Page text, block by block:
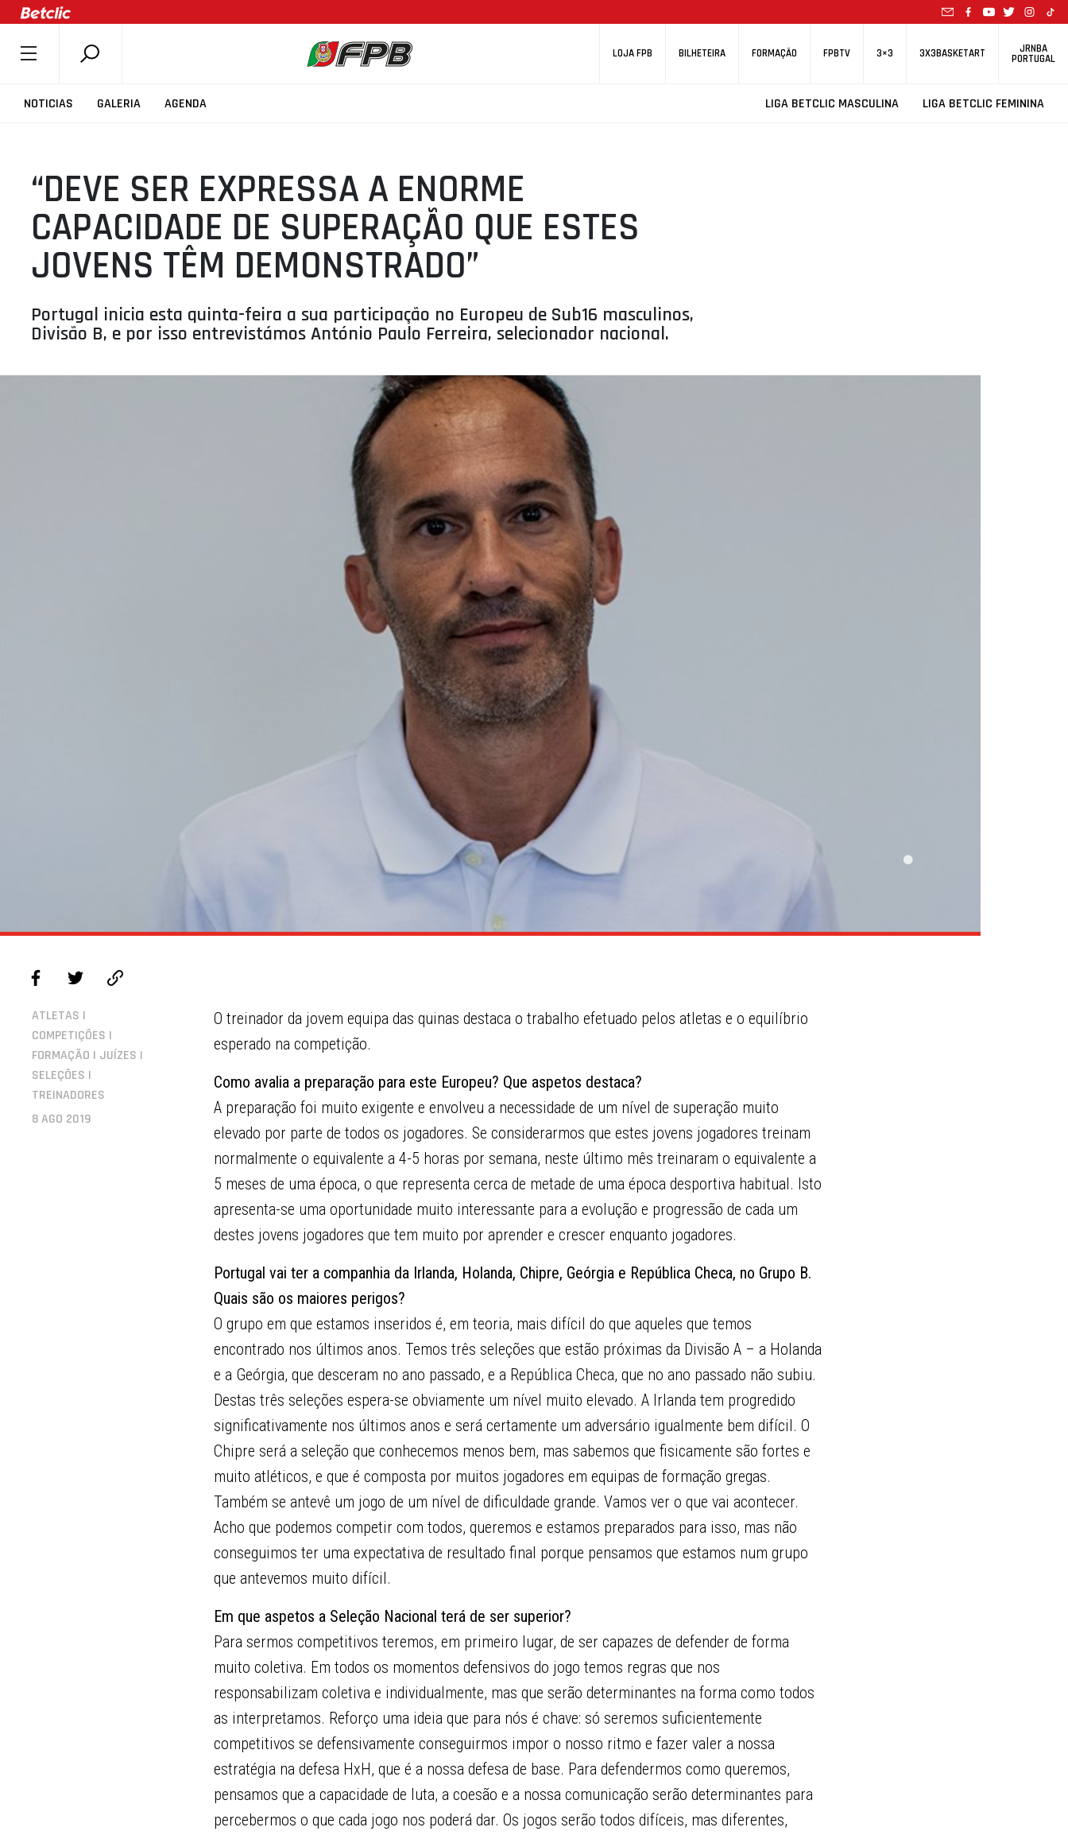
LOJA FPB BILHETEIRA FORMAÇÃO FPBTV 3×3 3X3BASKETART JRNBA
PORTUGAL
NOTICIAS GALERIA AGENDA LIGA BETCLIC MASCULINA LIGA BETCLIC FEMININA
SOBRE A FPB
COMPETIÇÕES
ASSOCIAÇÕES
CLUBES
AGENTES
SELEÇÕES
MINIBASQUETE
ÁREA TÉCNICA
“DEVE SER EXPRESSA A ENORME
CAPACIDADE DE SUPERAÇÃO QUE ESTES
JOVENS TÊM DEMONSTRADO”
Portugal inicia esta quinta-feira a sua participação no Europeu de Sub16 masculinos,
Divisão B, e por isso entrevistámos António Paulo Ferreira, selecionador nacional.
ATLETAS |
COMPETIÇÕES |
FORMAÇÃO | JUÍZES |
SELEÇÕES |
TREINADORES
8 AGO 2019
O treinador da jovem equipa das quinas destaca o trabalho efetuado pelos atletas e o equilíbrio
esperado na competição.
Como avalia a preparação para este Europeu? Que aspetos destaca?
A preparação foi muito exigente e envolveu a necessidade de um nível de superação muito
elevado por parte de todos os jogadores. Se considerarmos que estes jovens jogadores treinam
normalmente o equivalente a 4-5 horas por semana, neste último mês treinaram o equivalente a
5 meses de uma época, o que representa cerca de metade de uma época desportiva habitual. Isto
apresenta-se uma oportunidade muito interessante para a evolução e progressão de cada um
destes jovens jogadores que tem muito por aprender e crescer enquanto jogadores.
Portugal vai ter a companhia da Irlanda, Holanda, Chipre, Geórgia e República Checa, no Grupo B.
Quais são os maiores perigos?
O grupo em que estamos inseridos é, em teoria, mais difícil do que aqueles que temos
encontrado nos últimos anos. Temos três seleções que estão próximas da Divisão A – a Holanda
e a Geórgia, que desceram no ano passado, e a República Checa, que no ano passado não subiu.
Destas três seleções espera-se obviamente um nível muito elevado. A Irlanda tem progredido
significativamente nos últimos anos e será certamente um adversário igualmente bem difícil. O
Chipre será a seleção que conhecemos menos bem, mas sabemos que fisicamente são fortes e
muito atléticos, e que é composta por muitos jogadores em equipas de formação gregas.
Também se antevê um jogo de um nível de dificuldade grande. Vamos ver o que vai acontecer.
Acho que podemos competir com todos, queremos e estamos preparados para isso, mas não
conseguimos ter uma expectativa de resultado final porque pensamos que estamos num grupo
que antevemos muito difícil.
Em que aspetos a Seleção Nacional terá de ser superior?
Para sermos competitivos teremos, em primeiro lugar, de ser capazes de defender de forma
muito coletiva. Em todos os momentos defensivos do jogo temos regras que nos
responsabilizam coletiva e individualmente, mas que serão determinantes na forma como todos
as interpretamos. Reforço uma ideia que para nós é chave: só seremos suficientemente
competitivos se defensivamente conseguirmos impor o nosso ritmo e fazer valer a nossa
estratégia na defesa HxH, que é a nossa defesa de base. Para defendermos como queremos,
pensamos que a capacidade de luta, a coesão e a nossa comunicação serão determinantes para
percebermos o que cada jogo nos poderá dar. Os jogos serão todos difíceis, mas diferentes,